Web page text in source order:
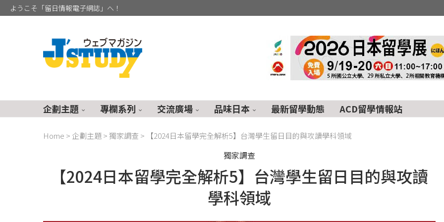
ようこそ「留日情報電子網誌」へ！
企劃主題 專欄系列 交流廣場 品味日本 最新留學動態 ACD留學情報站
Home > 企劃主題>獨家調查 > 【2024日本留學完全解析5】台灣學生留日目的與攻讀學科領域
獨家調查
【2024日本留學完全解析5】台灣學生留日目的與攻讀
學科領域